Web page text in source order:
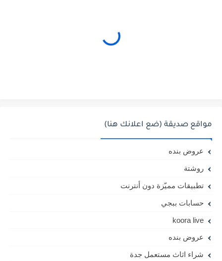
مواقع صديقة (ضع اعلانك هنا)
عروض بنده
روشتة
تطبيقات مميّزة دون أنترنت
حسابات ببجي
koora live
عروض بنده
شراء اثاث مستعمل جدة